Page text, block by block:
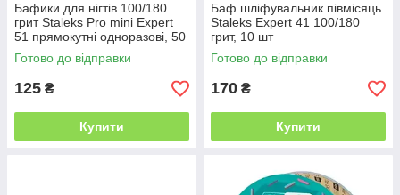
Бафики для нігтів 100/180
грит Staleks Pro mini Expert
51 прямокутні одноразові, 50
шт
Готово до відправки
125 ₴
Купити
Баф шліфувальник півмісяць
Staleks Expert 41 100/180
грит, 10 шт
Готово до відправки
170 ₴
Купити